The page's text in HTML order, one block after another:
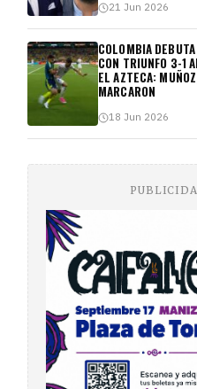
21 Jun 2026
COLOMBIA
CON TRIUNFO 3-1
EL AZTECA:
MARCARON
18 Jun 2026